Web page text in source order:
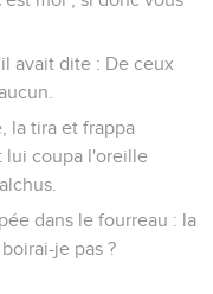
avait dite : De ceux
la tira et frappa
lui coupa l'oreille
dans le fourreau : la
je pas ?